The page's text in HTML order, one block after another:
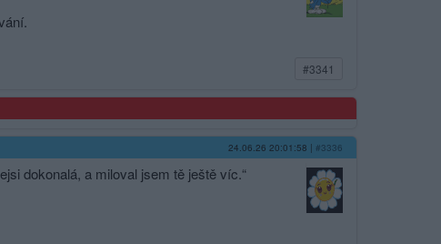
#3341
24.06.26 20:01:58 | #3336
dokonalá, a miloval jsem tě ještě víc.“